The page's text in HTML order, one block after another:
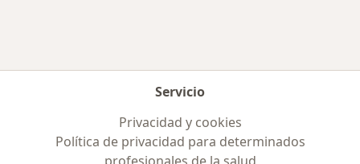
Servicio
Privacidad y cookies
Política de privacidad para determinados